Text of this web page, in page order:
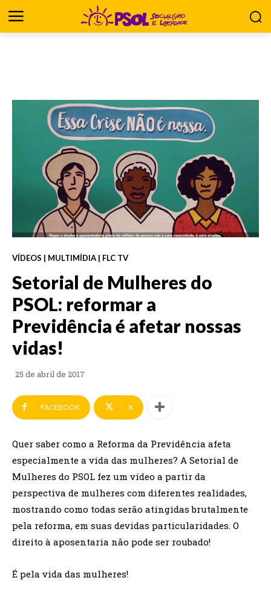
VÍDEOS | MULTIMÍDIA | FLC TV
Setorial de Mulheres do
PSOL: reformar a
Previdência é afetar nossas
vidas!
25 de abril de 2017
FACEBOOK X
Quer saber como a Reforma da Previdência afeta
especialmente a vida das mulheres? A Setorial de
Mulheres do PSOL fez um vídeo a partir da
perspectiva de mulheres com diferentes realidades,
mostrando como todas serão atingidas brutalmente
pela reforma, em suas devidas particularidades. O
direito à aposentaria não pode ser roubado!
É pela vida das mulheres!